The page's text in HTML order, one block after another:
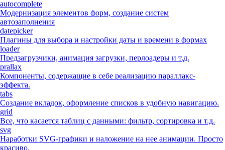
autocomplete
Модернизация элементов форм, создание систем
автозаполнения
datepicker
Плагины для выбора и настройки даты и времени в формах
loader
Предзагрузчики, анимация загрузки, перлоадеры и т.д.
prallax
Компоненты, содержащие в себе реализацию параллакс-
эффекта.
tabs
Создание вкладок, оформление списков в удобную навигацию.
grid
Все, что касается таблиц с данными: фильтр, сортировка и т.д.
svg
Наработки SVG-графики и наложение на нее анимации. Просто
красиво.